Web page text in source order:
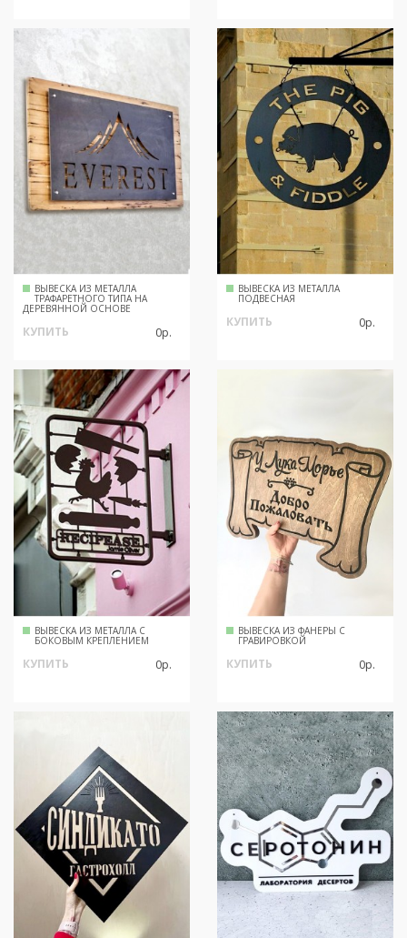
ВЫВЕСКА ИЗ МЕТАЛЛА
ТРАФАРЕТНОГО ТИПА НА
ДЕРЕВЯННОЙ ОСНОВЕ
КУПИТЬ 0р.
ВЫВЕСКА ИЗ МЕТАЛЛА
ПОДВЕСНАЯ
КУПИТЬ 0р.
ВЫВЕСКА ИЗ МЕТАЛЛА С
БОКОВЫМ КРЕПЛЕНИЕМ
КУПИТЬ 0р.
ВЫВЕСКА ИЗ ФАНЕРЫ С
ГРАВИРОВКОЙ
КУПИТЬ 0р.